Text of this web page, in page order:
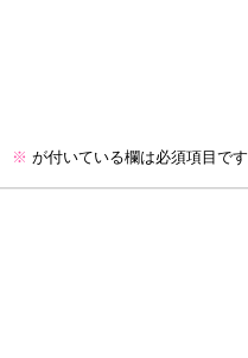
※ が付いている欄は必須項目です